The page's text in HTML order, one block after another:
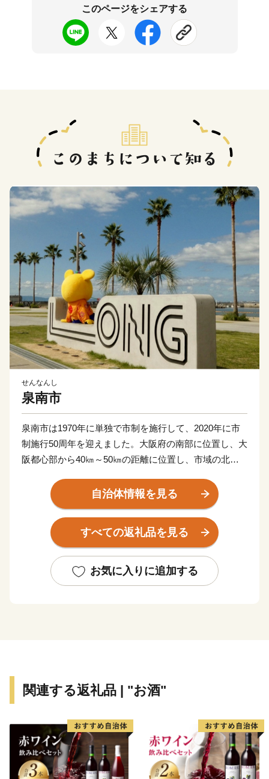
このページをシェアする
せんなんし
泉南市
泉南市は1970年に単独で市制を施行して、2020年に市
制施行50周年を迎えました。大阪府の南部に位置し、大
阪都心部から40㎞～50㎞の距離に位置し、市域の北西
市、そして南東は和歌山県岩出市、紀の川市と接してい
ます。市域は南北約11㎞、東西約8㎞の広がりをみせ、
面積は48.98㎢であり、市域に関西国際空港の約1/3を含
みます。
地形は、山地部、丘陵部、平地部および臨海部からな
り、南部の山地部には低い山々が連なる和泉山脈があ
る事業所が集積し、岡田と樽井にある漁港では大阪湾で
SENNAN LONG PARK（泉南ロングパーク）を設け、
にぎわいを創出し、レクリエーションゾーンとして再生
させ、泉南市のまちづくりの拠点とすることをめざして
います。
自治体情報を見る
すべての返礼品を見る
お気に入りに追加する
関連する返礼品 | "お酒"